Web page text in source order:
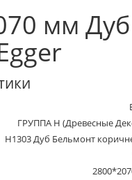
мм
ГРУППА Н (Древесные
H1303 Дуб Бельмонт